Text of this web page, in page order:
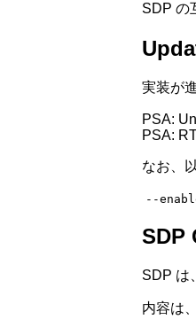
SDP の
実装が
PSA:
PSA:
なお、
--
SDP
SDP は
内容は